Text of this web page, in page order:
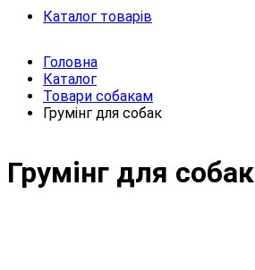
Каталог товарів
Головна
Каталог
Товари собакам
Грумінг для собак
Грумінг для собак